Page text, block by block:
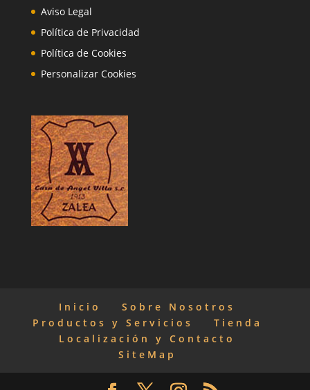
Aviso Legal
Política de Privacidad
Política de Cookies
Personalizar Cookies
Inicio
Sobre Nosotros
Productos y Servicios
Tienda
Localización y Contacto
SiteMap